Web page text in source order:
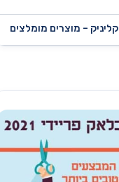
קליניק – מוצרים מומלצים